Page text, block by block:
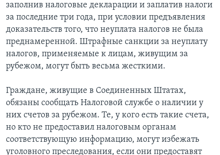
заполнив налоговые декларации и заплатив налоги
за последние три года, при условии предъявления
доказательств того, что неуплата налогов не была
преднамеренной. Штрафные санкции за неуплату
налогов, применяемые к лицам, живущим за
рубежом, могут быть весьма жесткими.
Граждане, живущие в Соединенных Штатах,
обязаны сообщать Налоговой службе о наличии у
них счетов за рубежом. Те, у кого есть такие счета,
но кто не предоставил налоговым органам
соответствующую информацию, могут избежать
уголовного преследования, если они предоставят